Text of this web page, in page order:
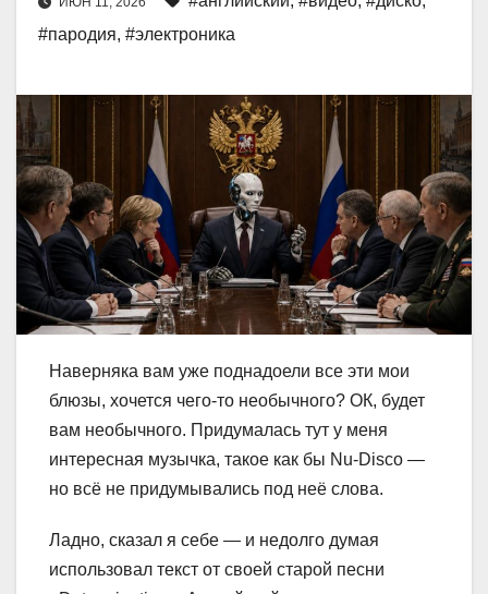
#пародия, #электроника
Наверняка вам уже поднадоели все эти мои
блюзы, хочется чего-то необычного? ОК, будет
вам необычного. Придумалась тут у меня
интересная музычка, такое как бы Nu-Disco —
но всё не придумывались под неё слова.
Ладно, сказал я себе — и недолго думая
использовал текст от своей старой песни